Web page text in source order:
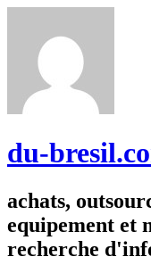
du-
achats,
equipement et
recherche